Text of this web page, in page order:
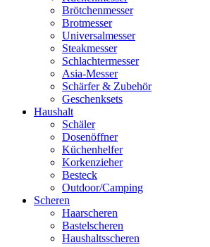
Brötchenmesser
Brotmesser
Universalmesser
Steakmesser
Schlachtermesser
Asia-Messer
Schärfer & Zubehör
Geschenksets
Haushalt
Schäler
Dosenöffner
Küchenhelfer
Korkenzieher
Besteck
Outdoor/Camping
Scheren
Haarscheren
Bastelscheren
Haushaltsscheren